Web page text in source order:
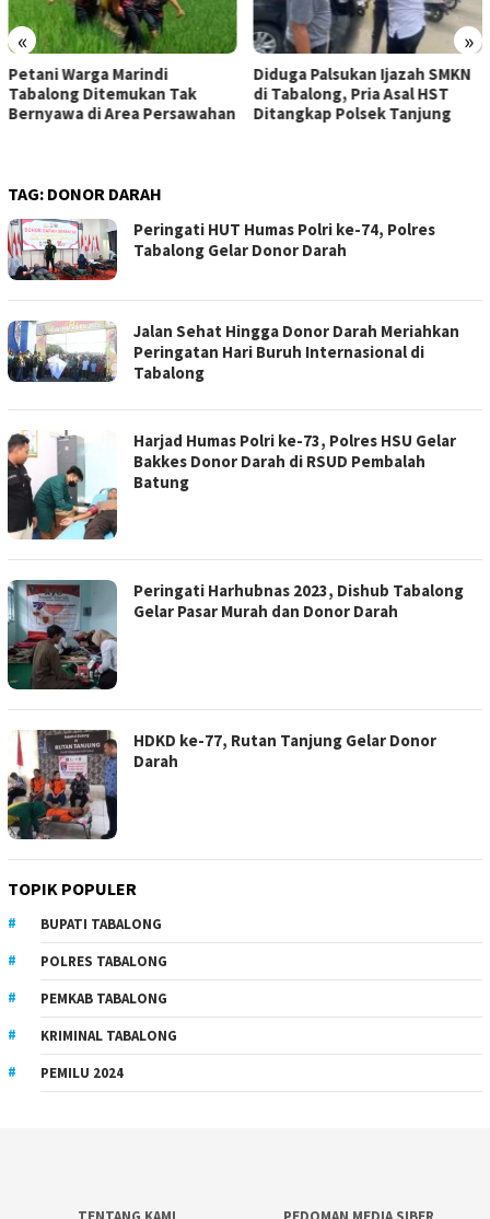
« »
Petani Warga Marindi
Tabalong Ditemukan Tak
Bernyawa di Area Persawahan
Diduga Palsukan Ijazah SMKN
di Tabalong, Pria Asal HST
Ditangkap Polsek Tanjung
TAG: DONOR DARAH
Peringati HUT Humas Polri ke-74, Polres
Tabalong Gelar Donor Darah
Jalan Sehat Hingga Donor Darah Meriahkan
Peringatan Hari Buruh Internasional di
Tabalong
Harjad Humas Polri ke-73, Polres HSU Gelar
Bakkes Donor Darah di RSUD Pembalah
Batung
Peringati Harhubnas 2023, Dishub Tabalong
Gelar Pasar Murah dan Donor Darah
HDKD ke-77, Rutan Tanjung Gelar Donor
Darah
TOPIK POPULER
BUPATI TABALONG
POLRES TABALONG
PEMKAB TABALONG
KRIMINAL TABALONG
PEMILU 2024